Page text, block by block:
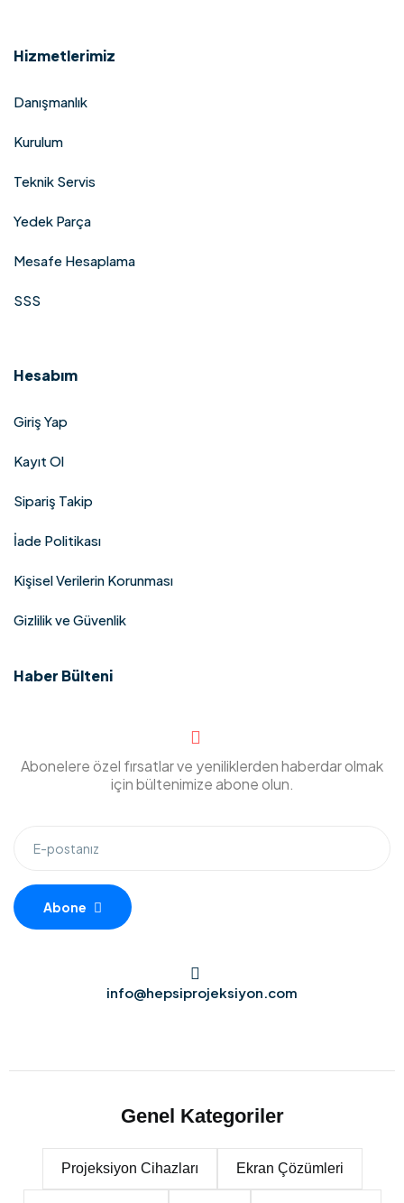
Hizmetlerimiz
Danışmanlık
Kurulum
Teknik Servis
Yedek Parça
Mesafe Hesaplama
SSS
Hesabım
Giriş Yap
Kayıt Ol
Sipariş Takip
İade Politikası
Kişisel Verilerin Korunması
Gizlilik ve Güvenlik
Haber Bülteni
Abonelere özel fırsatlar ve yeniliklerden haberdar olmak
için bültenimize abone olun.​
Abone
info@hepsiprojeksiyon.com
Genel Kategoriler
Projeksiyon Cihazları Ekran Çözümleri